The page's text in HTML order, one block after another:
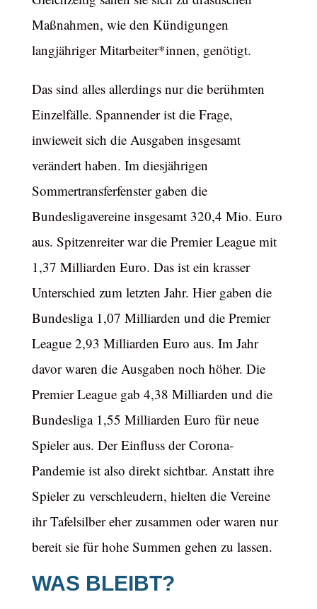
Maßnahmen, wie den Kündigungen
langjähriger Mitarbeiter*innen, genötigt.
Das sind alles allerdings nur die berühmten
Einzelfälle. Spannender ist die Frage,
inwieweit sich die Ausgaben insgesamt
verändert haben. Im diesjährigen
Sommertransferfenster gaben die
Bundesligavereine insgesamt 320,4 Mio. Euro
aus. Spitzenreiter war die Premier League mit
1,37 Milliarden Euro. Das ist ein krasser
Unterschied zum letzten Jahr. Hier gaben die
Bundesliga 1,07 Milliarden und die Premier
League 2,93 Milliarden Euro aus. Im Jahr
davor waren die Ausgaben noch höher. Die
Premier League gab 4,38 Milliarden und die
Bundesliga 1,55 Milliarden Euro für neue
Spieler aus. Der Einfluss der Corona-
Pandemie ist also direkt sichtbar. Anstatt ihre
Spieler zu verschleudern, hielten die Vereine
ihr Tafelsilber eher zusammen oder waren nur
bereit sie für hohe Summen gehen zu lassen.
WAS BLEIBT?